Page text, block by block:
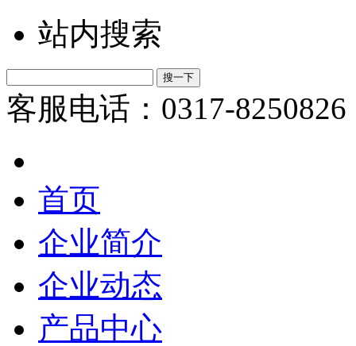
站内搜索
客服电话：0317-8250826
首页
企业简介
企业动态
产品中心